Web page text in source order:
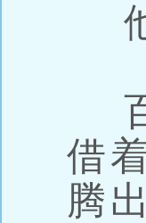
他
百
借
腾